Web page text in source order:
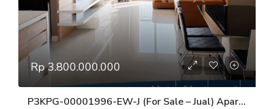
Rp 3.800.000.000
P3KPG-00001996-EW-J (For Sale – Jual) Apartemen Sherwood Tower Wellington Lt.12, Kelapa Gading, Jakarta Utara